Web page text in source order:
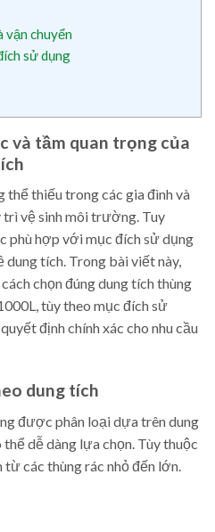
vận chuyển
sử dụng
và tầm quan trọng của
thể thiếu trong các gia đình và
trì vệ sinh môi trường. Tuy
phù hợp với mục đích sử dụng
tích. Trong bài viết này,
chọn đúng dung tích thùng
tùy theo mục đích sử
định chính xác cho nhu cầu
dung tích
được phân loại dựa trên dung
dễ dàng lựa chọn. Tùy thuộc
từ các thùng rác nhỏ đến lớn.